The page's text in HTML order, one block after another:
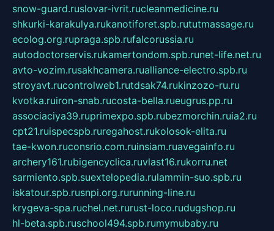
snow-guard.ruslovar-ivrit.rucleanmedicine.ru
shkurki-karakulya.rukanotiforet.spb.rututmassage.ru
ecolog.org.rupraga.spb.rufalcorussia.ru
autodoctorservis.rukamertondom.spb.runet-life.net.ru
avto-vozim.rusakhcamera.rualliance-electro.spb.ru
stroyavt.rucontrolweb1.rutdsak74.rukinzozo-ru.ru
kvotka.ruiron-snab.rucosta-bella.rueugrus.pp.ru
associaciya39.ruprimexpo.spb.rubezmorchin.ruia2.ru
cpt21.ruispecspb.ruregahost.rukolosok-elita.ru
tae-kwon.ruconsrio.com.ruinsiam.ruavegainfo.ru
archery161.rubigencyclica.ruvlast16.rukorru.net
sarmiento.spb.suextelopedia.rulammin-suo.spb.ru
iskatour.spb.rusnpi.org.rurunning-line.ru
krygeva-spa.ruchel.net.rurust-loco.rudugshop.ru
hl-beta.spb.ruschool494.spb.rumymubaby.ru